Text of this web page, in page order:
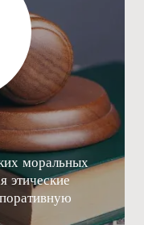
моральных
этические